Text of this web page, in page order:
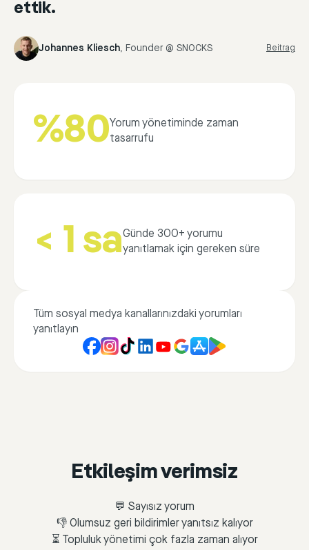
ettik.
Johannes Kliesch, Founder @ SNOCKS Beitrag
%80Yorum yönetiminde zaman
tasarrufu
< 1 saGünde 300+ yorumu
yanıtlamak için gereken süre
Tüm sosyal medya kanallarınızdaki yorumları
yanıtlayın
Etkileşim verimsiz
💬 Sayısız yorum
👎 Olumsuz geri bildirimler yanıtsız kalıyor
⏳ Topluluk yönetimi çok fazla zaman alıyor